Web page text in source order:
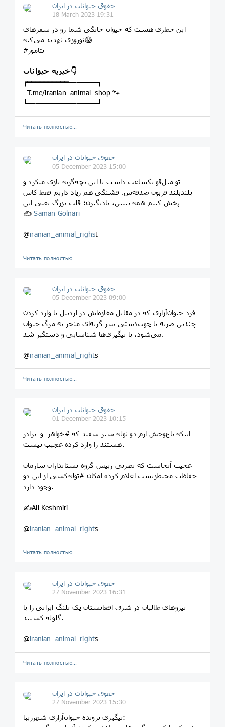
حقوق حیوانات در ایران
18 March 2023 19:31
این خطری هست که حیوان خانگی شما رو در سفرهای
نوروزی تهدید می‌کنه😱
#پتاموز
خیریه حیوانات👇
┏━━━━━━━━━━━━━━━━━┓
T.me/iranian_animal_shop 🐾
┗━━━━━━━━━━━━━━━━━┛
Читать полностью…
حقوق حیوانات در ایران
05 December 2023 15:00
تو متل‌قو یکساعت داشت با این بچه‌گربه بازی میکرد و
بلندبلند قربون صدقه‌ش‌. قشنگی هم زیاد داریم فقط کاش
پخش کنیم همه ببینن، یادبگیرن؛ قلب بزرگ یعنی این
✍ Saman Golnari
@iranian_animal_righst
Читать полностью…
حقوق حیوانات در ایران
05 December 2023 09:00
فرد حیوان‌آزاری که در مقابل مغازه‌اش در اردبیل با وارد کردن
چندین ضربه با چوب‌دستی سر گربه‌ای منجر به مرگ حیوان
می‌شود، با پیگیری‌ها شناسایی و دستگیر شد.
@iranian_animal_rights
Читать полностью…
حقوق حیوانات در ایران
01 December 2023 10:15
‏اینکه باغ‌وحش ارم دو توله شیر سفید که #خواهر_و_برادر
هستند را وارد کرده عجیب نیست.
عجیب آنجاست که نصرتی رییس گروه پستانداران سازمان
حفاظت محیط‌زیست اعلام کرده امکان #توله‌کشی از این دو
وجود دارد.
✍Ali Keshmiri
@iranian_animal_rights
Читать полностью…
حقوق حیوانات در ایران
27 November 2023 16:31
‏نیروهای طالبان در شرق افغانستان یک پلنگ ایرانی را با
گلوله کشتند.
@iranian_animal_rights
Читать полностью…
حقوق حیوانات در ایران
27 November 2023 15:30
‏پیگیری پرونده حیوان‌آزاری شهرزیبا: